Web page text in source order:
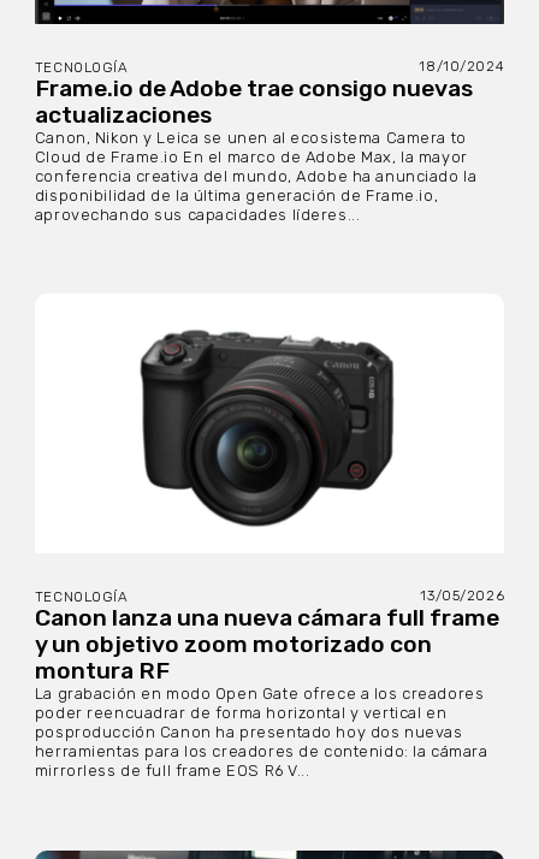
TECNOLOGÍA 18/10/2024
Frame.io de Adobe trae consigo nuevas
actualizaciones
Canon, Nikon y Leica se unen al ecosistema Camera to
Cloud de Frame.io En el marco de Adobe Max, la mayor
conferencia creativa del mundo, Adobe ha anunciado la
disponibilidad de la última generación de Frame.io,
aprovechando sus capacidades líderes...
TECNOLOGÍA 13/05/2026
Canon lanza una nueva cámara full frame
y un objetivo zoom motorizado con
montura RF
La grabación en modo Open Gate ofrece a los creadores
poder reencuadrar de forma horizontal y vertical en
posproducción Canon ha presentado hoy dos nuevas
herramientas para los creadores de contenido: la cámara
mirrorless de full frame EOS R6 V...